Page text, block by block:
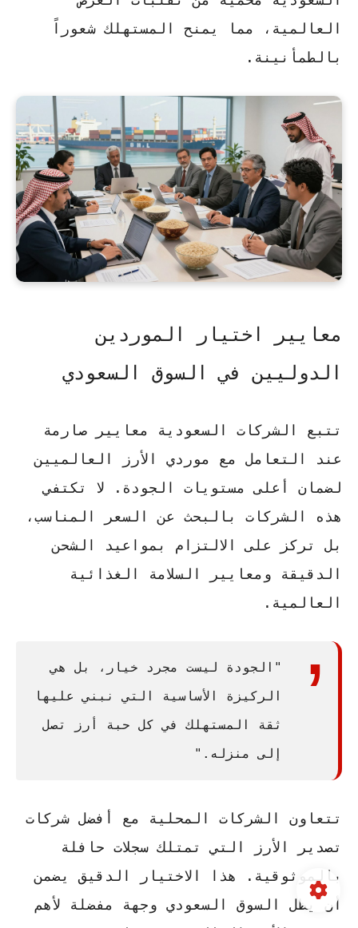
العالمية، مما يمنح المستهلك شعوراً
بالطمأنينة.
معايير اختيار الموردين
الدوليين في السوق السعودي
تتبع الشركات السعودية معايير صارمة
عند التعامل مع موردي الأرز العالميين
لضمان أعلى مستويات الجودة. لا تكتفي
هذه الشركات بالبحث عن السعر المناسب،
بل تركز على الالتزام بمواعيد الشحن
الدقيقة ومعايير السلامة الغذائية
العالمية.
"الجودة ليست مجرد خيار، بل هي
الركيزة الأساسية التي نبني عليها
ثقة المستهلك في كل حبة أرز تصل
إلى منزله."
تتعاون الشركات المحلية مع
أفضل شركات
تصدير الأرز
التي تمتلك سجلات حافلة
بالموثوقية. هذا الاختيار الدقيق يضمن
أن يظل السوق السعودي وجهة مفضلة لأهم